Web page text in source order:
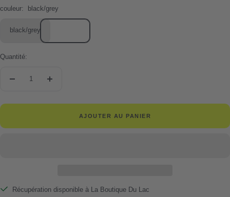
couleur: black/grey
black/grey
Quantité:
Réduire
quantité
Augmenter
quantité
AJOUTER AU PANIER
Récupération disponible à La Boutique Du Lac